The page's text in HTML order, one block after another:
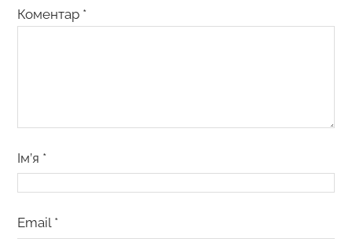
Коментар *
Ім’я *
Email *